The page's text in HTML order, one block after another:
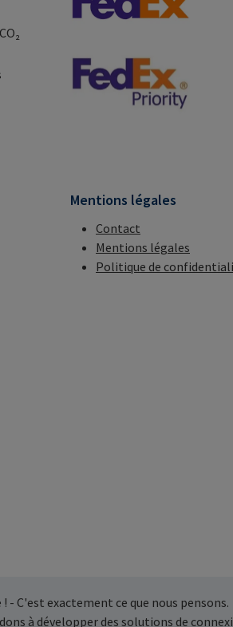
Mentions légales
Contact
Mentions légales
Politique de
- C'est exactement ce que nous pensons.
à développer des solutions de